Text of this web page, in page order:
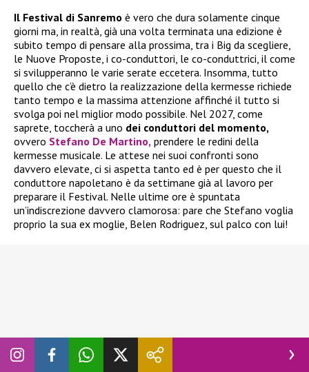
Il Festival di Sanremo è vero che dura solamente cinque
giorni ma, in realtà, già una volta terminata una edizione è
subito tempo di pensare alla prossima, tra i Big da scegliere,
le Nuove Proposte, i co-conduttori, le co-conduttrici, il come
si svilupperanno le varie serate eccetera. Insomma, tutto
quello che c’è dietro la realizzazione della kermesse richiede
tanto tempo e la massima attenzione affinché il tutto si
svolga poi nel miglior modo possibile. Nel 2027, come
saprete, toccherà a uno dei conduttori del momento,
ovvero Stefano De Martino, prendere le redini della
kermesse musicale. Le attese nei suoi confronti sono
davvero elevate, ci si aspetta tanto ed è per questo che il
conduttore napoletano è da settimane già al lavoro per
preparare il Festival. Nelle ultime ore è spuntata
un’indiscrezione davvero clamorosa: pare che Stefano voglia
proprio la sua ex moglie, Belen Rodriguez, sul palco con lui!